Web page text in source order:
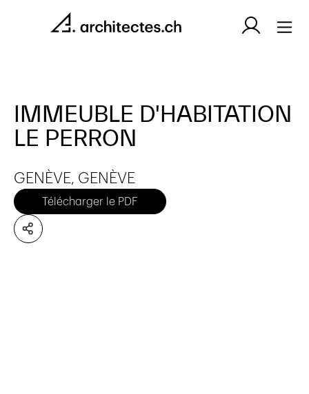
IMMEUBLE D'HABITATION
LE PERRON
GENÈVE, GENÈVE
Télécharger le PDF